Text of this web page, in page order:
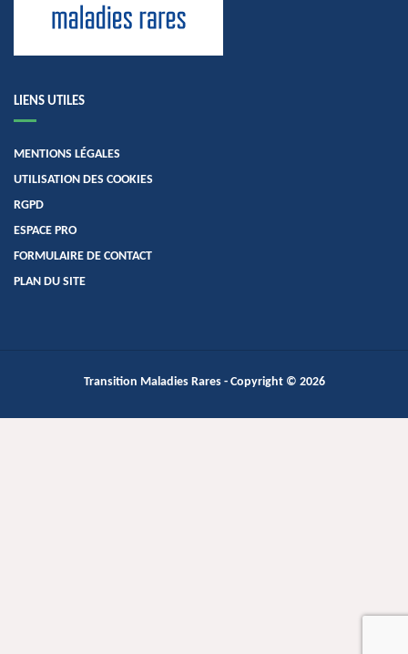
LIENS UTILES
MENTIONS LÉGALES
UTILISATION DES COOKIES
RGPD
ESPACE PRO
FORMULAIRE DE CONTACT
PLAN DU SITE
Transition Maladies Rares- Copyright © 2026